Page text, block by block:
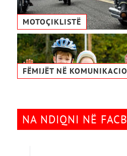
MOTOÇIKLISTË
FËMIJËT NË
NA NDIQNI NË